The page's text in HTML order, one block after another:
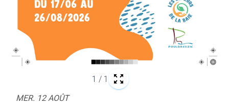
1 / 1
MER. 12 AOÛT